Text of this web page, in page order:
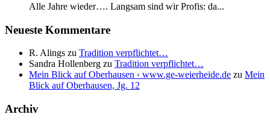
Alle Jahre wieder…. Langsam sind wir Profis: da...
Neueste Kommentare
R. Alings zu Tradition verpflichtet…
Sandra Hollenberg zu Tradition verpflichtet…
Mein Blick auf Oberhausen ‹ www.ge-weierheide.de zu Mein
Blick auf Oberhausen, Jg. 12
Archiv